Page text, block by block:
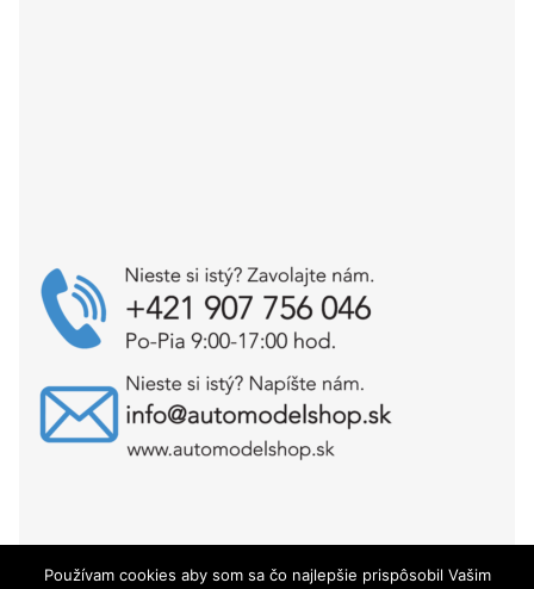
Používam cookies aby som sa čo najlepšie prispôsobil Vašim